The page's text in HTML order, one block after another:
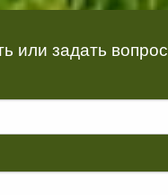
или задать вопрос